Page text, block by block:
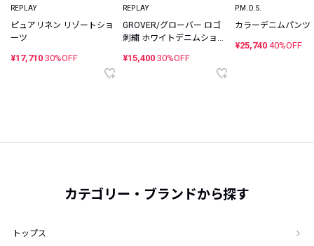
REPLAY
ピュアリネン リゾートショ
ーツ
¥17,710 30%OFF
REPLAY
GROVER/グローバー ロゴ
刺繍 ホワイトデニムショー
¥15,400 30%OFF
P.M.D.S.
カラーデニムパンツ
¥25,740 40%OFF
カテゴリー・ブランドから探す
トップス